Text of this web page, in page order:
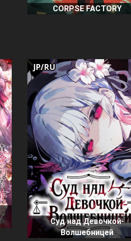
CORPSE FACTORY
Суд над Девочкой-
Волшебницей
JP/RU